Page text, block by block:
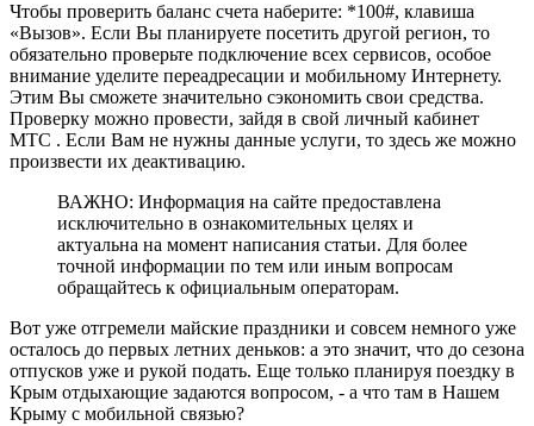
Чтобы проверить баланс счета наберите: *100#, клавиша
«Вызов». Если Вы планируете посетить другой регион, то
обязательно проверьте подключение всех сервисов, особое
внимание уделите переадресации и мобильному Интернету.
Этим Вы сможете значительно сэкономить свои средства.
Проверку можно провести, зайдя в свой личный кабинет
МТС . Если Вам не нужны данные услуги, то здесь же можно
произвести их деактивацию.
ВАЖНО: Информация на сайте предоставлена
исключительно в ознакомительных целях и
актуальна на момент написания статьи. Для более
точной информации по тем или иным вопросам
обращайтесь к официальным операторам.
Вот уже отгремели майские праздники и совсем немного уже
осталось до первых летних деньков: а это значит, что до сезона
отпусков уже и рукой подать. Еще только планируя поездку в
Крым отдыхающие задаются вопросом, - а что там в Нашем
Крыму с мобильной связью?